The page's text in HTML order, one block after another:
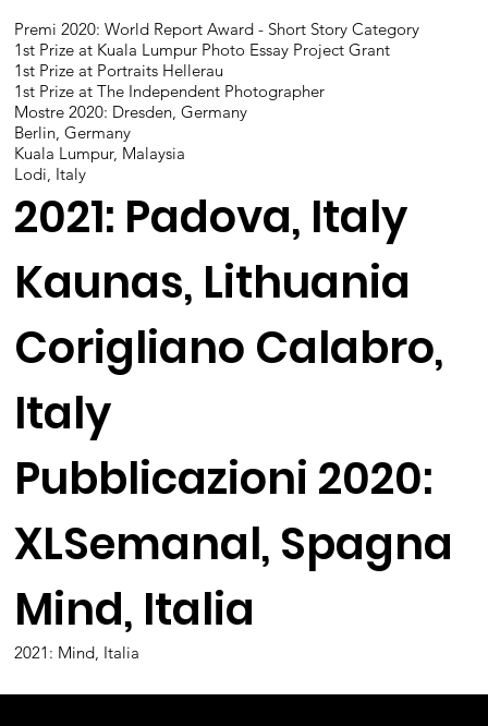
Premi 2020: World Report Award - Short Story Category
1st Prize at Kuala Lumpur Photo Essay Project Grant
1st Prize at Portraits Hellerau
1st Prize at The Independent Photographer
Mostre 2020: Dresden, Germany
Berlin, Germany
Kuala Lumpur, Malaysia
Lodi, Italy
2021: Padova, Italy
Kaunas, Lithuania
Corigliano Calabro,
Italy
Pubblicazioni 2020:
XLSemanal, Spagna
Mind, Italia
2021: Mind, Italia